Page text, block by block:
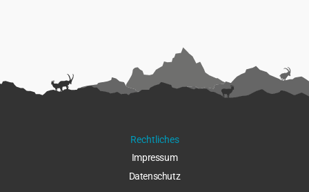
Rechtliches
Impressum
Datenschutz